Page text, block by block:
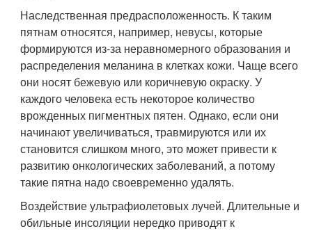
Наследственная предрасположенность. К таким
пятнам относятся, например, невусы, которые
формируются из-за неравномерного образования и
распределения меланина в клетках кожи. Чаще всего
они носят бежевую или коричневую окраску. У
каждого человека есть некоторое количество
врожденных пигментных пятен. Однако, если они
начинают увеличиваться, травмируются или их
становится слишком много, это может привести к
развитию онкологических заболеваний, а потому
такие пятна надо своевременно удалять.
Воздействие ультрафиолетовых лучей. Длительные и
обильные инсоляции нередко приводят к